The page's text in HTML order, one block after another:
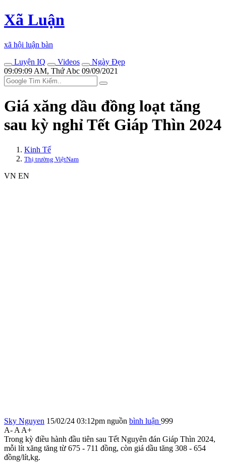
Xã Luận
xã hội luận bàn
Luyện IQ
Videos
Ngày Đẹp
09:09:09 AM, Thứ Abc 09/09/2021
Giá xăng dầu đồng loạt tăng
sau kỳ nghỉ Tết Giáp Thìn 2024
Kinh Tế
Thị trường ViệtNam
VN EN
Sky Nguyen 15/02/24 03:12pm nguồn bình luận 999
A- A A+
Trong kỳ điều hành đầu tiên sau Tết Nguyên đán Giáp Thìn 2024,
mỗi lít xăng tăng từ 675 - 711 đồng, còn giá dầu tăng 308 - 654
đồng/lít,kg.